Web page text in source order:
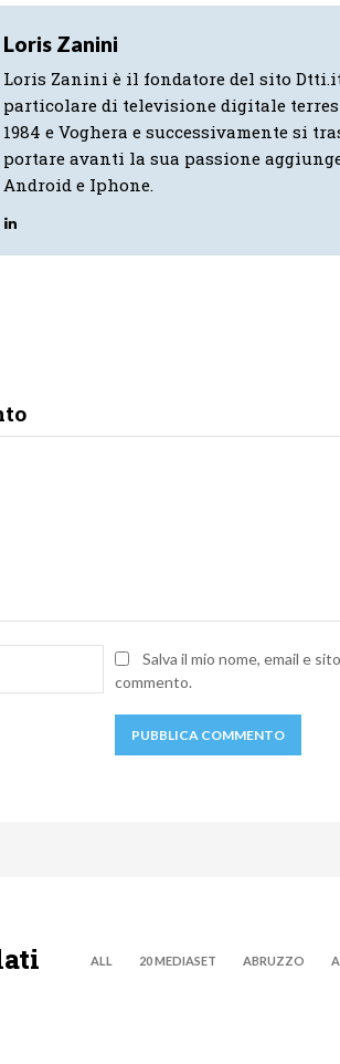
Loris Zanini
Loris Zanini è il fondatore del sito
particolare di televisione digitale
1984 e Voghera e successivamente si
portare avanti la sua passione
Android e Iphone.
Nome:Salva il mio nome, email e
commento.
ALL 20 MEDIASET ABRUZZO